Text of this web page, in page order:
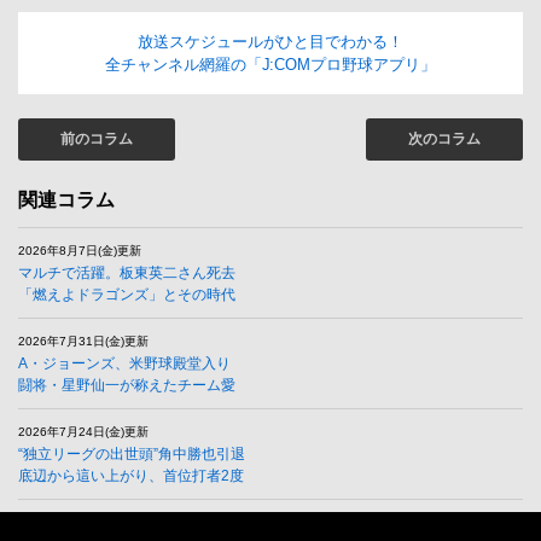
放送スケジュールがひと目でわかる！
全チャンネル網羅の「J:COMプロ野球アプリ」
前のコラム 次のコラム
関連コラム
2026年8月7日(金)更新
マルチで活躍。板東英二さん死去
「燃えよドラゴンズ」とその時代
2026年7月31日(金)更新
A・ジョーンズ、米野球殿堂入り
闘将・星野仙一が称えたチーム愛
2026年7月24日(金)更新
“独立リーグの出世頭”角中勝也引退
底辺から這い上がり、首位打者2度